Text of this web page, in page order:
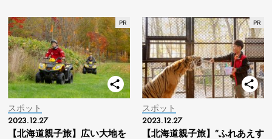
スポット
2023.12.27
【北海道親子旅】広い大地を
スポット
2023.12.27
【北海道親子旅】“ふれあえす